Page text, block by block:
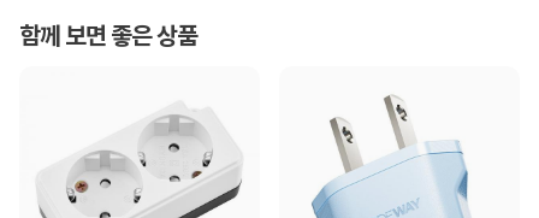
함께 보면 좋은 상품